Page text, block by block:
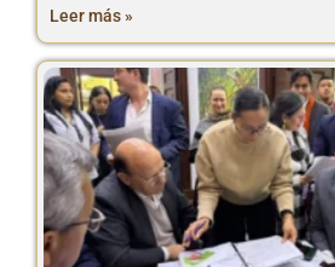
Leer más »